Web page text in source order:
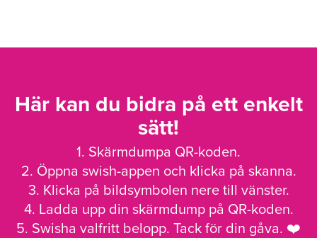
Här kan du bidra på ett enkelt
sätt!
1. Skärmdumpa QR-koden.
2. Öppna swish-appen och klicka på skanna.
3. Klicka på bildsymbolen nere till vänster.
4. Ladda upp din skärmdump på QR-koden.
5. Swisha valfritt belopp. Tack för din gåva. ❤️